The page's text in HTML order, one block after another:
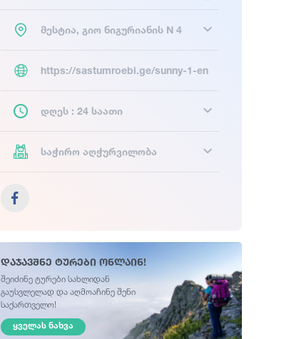
მესტია, გიო ნიგურიანის N 4
https://sastumroebi.ge/sunny-1-en
დღეს : 24 საათი
საჭირო აღჭურვილობა
დაჯავშნე ტურები ონლაინ!
შეიძინე ტურები სახლიდან
გაუსვლელად და აღმოაჩინე შენი
საქართველო!
ᲧᲕᲔᲚᲐᲡ ᲜᲐᲮᲕᲐ